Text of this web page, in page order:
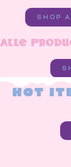
SHOP
Alle
hot